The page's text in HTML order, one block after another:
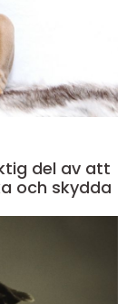
del av att
och skydda